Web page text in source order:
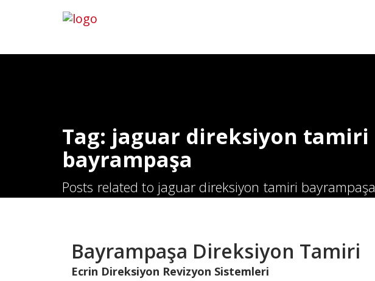
Tag: jaguar direksiyon tamiri
bayrampaşa
Posts related to jaguar direksiyon tamiri bayrampaşa
Bayrampaşa Direksiyon Tamiri
Ecrin Direksiyon Revizyon Sistemleri